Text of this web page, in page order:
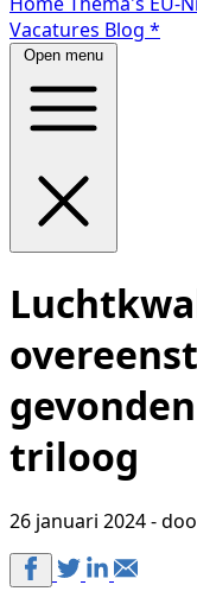
Vacatures Blog *
Open menu
triloog
26 januari 2024 -